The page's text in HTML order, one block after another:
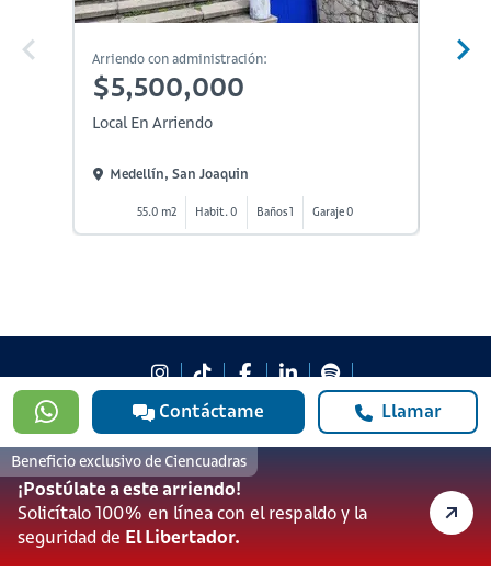
Contáctame Llamar
Beneficio exclusivo de Ciencuadras
¡Postúlate a este arriendo!
Solicítalo 100% en línea con el respaldo y la
seguridad de El Libertador.
Arriendo con administración:
$5,500,000
Local En Arriendo
Medellín, San Joaquin
55.0 m2 Habit. 0 Baños 1 Garaje 0
601 3905331
lineadesoporte923@serviciosbolivar.com
Canales de preferencia
Preguntas frecuentes